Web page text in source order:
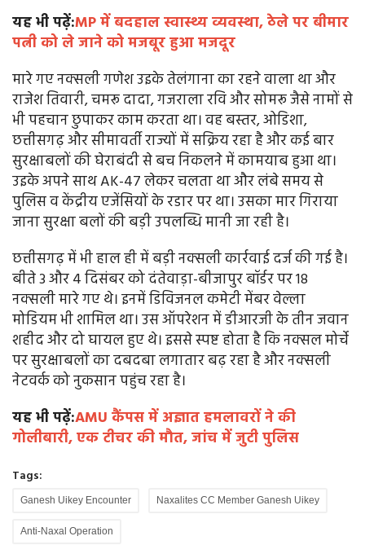
यह भी पढ़ें:MP में बदहाल स्वास्थ्य व्यवस्था, ठेले पर बीमार
पत्नी को ले जाने को मजबूर हुआ मजदूर
मारे गए नक्सली गणेश उइके तेलंगाना का रहने वाला था और
राजेश तिवारी, चमरू दादा, गजराला रवि और सोमरू जैसे नामों से
भी पहचान छुपाकर काम करता था। वह बस्तर, ओडिशा,
छत्तीसगढ़ और सीमावर्ती राज्यों में सक्रिय रहा है और कई बार
सुरक्षाबलों की घेराबंदी से बच निकलने में कामयाब हुआ था।
उइके अपने साथ AK-47 लेकर चलता था और लंबे समय से
पुलिस व केंद्रीय एजेंसियों के रडार पर था। उसका मार गिराया
जाना सुरक्षा बलों की बड़ी उपलब्धि मानी जा रही है।
छत्तीसगढ़ में भी हाल ही में बड़ी नक्सली कार्रवाई दर्ज की गई है।
बीते 3 और 4 दिसंबर को दंतेवाड़ा-बीजापुर बॉर्डर पर 18
नक्सली मारे गए थे। इनमें डिविजनल कमेटी मेंबर वेल्ला
मोडियम भी शामिल था। उस ऑपरेशन में डीआरजी के तीन जवान
शहीद और दो घायल हुए थे। इससे स्पष्ट होता है कि नक्सल मोर्चे
पर सुरक्षाबलों का दबदबा लगातार बढ़ रहा है और नक्सली
नेटवर्क को नुकसान पहुंच रहा है।
यह भी पढ़ें:AMU कैंपस में अज्ञात हमलावरों ने की
गोलीबारी, एक टीचर की मौत, जांच में जुटी पुलिस
Tags:
Ganesh Uikey Encounter Naxalites CC Member Ganesh Uikey
Anti-Naxal Operation